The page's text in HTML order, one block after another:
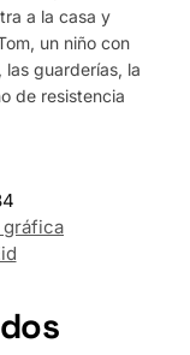
a la casa y
un niño con
guarderías, la
de resistencia
gráfica